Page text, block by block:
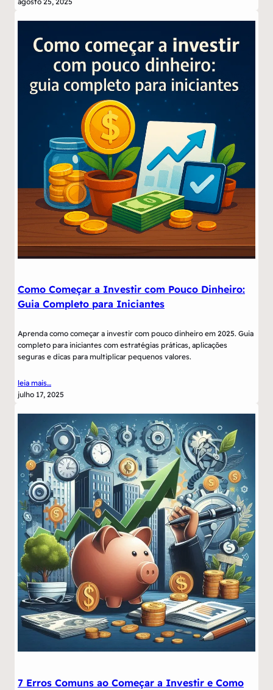
Como Começar a Investir com Pouco Dinheiro:
Guia Completo para Iniciantes
Aprenda como começar a investir com pouco dinheiro em 2025. Guia
completo para iniciantes com estratégias práticas, aplicações
seguras e dicas para multiplicar pequenos valores.
leia mais…
julho 17, 2025
7 Erros Comuns ao Começar a Investir e Como